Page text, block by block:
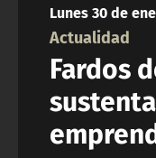
Lunes 30 de
Actualidad
Fardos